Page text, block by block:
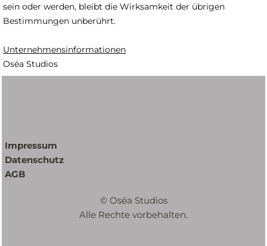
sein oder werden, bleibt die Wirksamkeit der übrigen
Bestimmungen unberührt.
Unternehmensinformationen
Oséa Studios
Impressum
Datenschutz
AGB
© Oséa Studios
Alle Rechte vorbehalten.